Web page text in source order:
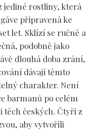
jediné rostliny, která
připravená ke
let. Sklízí se ručně a
podobně jako
dlouhá doba zrání,
dávají těmto
charakter. Není
barmanů po celém
těch českých. Čtyři z
aby vytvořili